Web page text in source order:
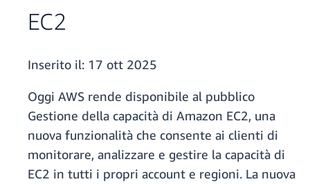
EC2
Inserito il: 17 ott 2025
Oggi AWS rende disponibile al pubblico
Gestione della capacità di Amazon EC2, una
nuova funzionalità che consente ai clienti di
monitorare, analizzare e gestire la capacità di
EC2 in tutti i propri account e regioni. La nuova